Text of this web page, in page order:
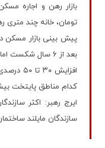
تومان، خانه چند
پیش بینی بازار
بعد از 6 سال شکست اما.. | جنگ شرایط بازار را دگرگون کرد
کدام مناطق پایتخت
ایرج رهبر: اکثر
سازندگان مایلند ساختمان‌ها را با دلار